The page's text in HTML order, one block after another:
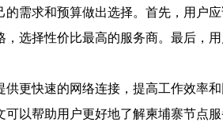
需求和预算做出选择。首先，用户
选择性价比最高的服务商。最后
更快速的网络连接，提高工作效率
以帮助用户更好地了解柬埔寨节点